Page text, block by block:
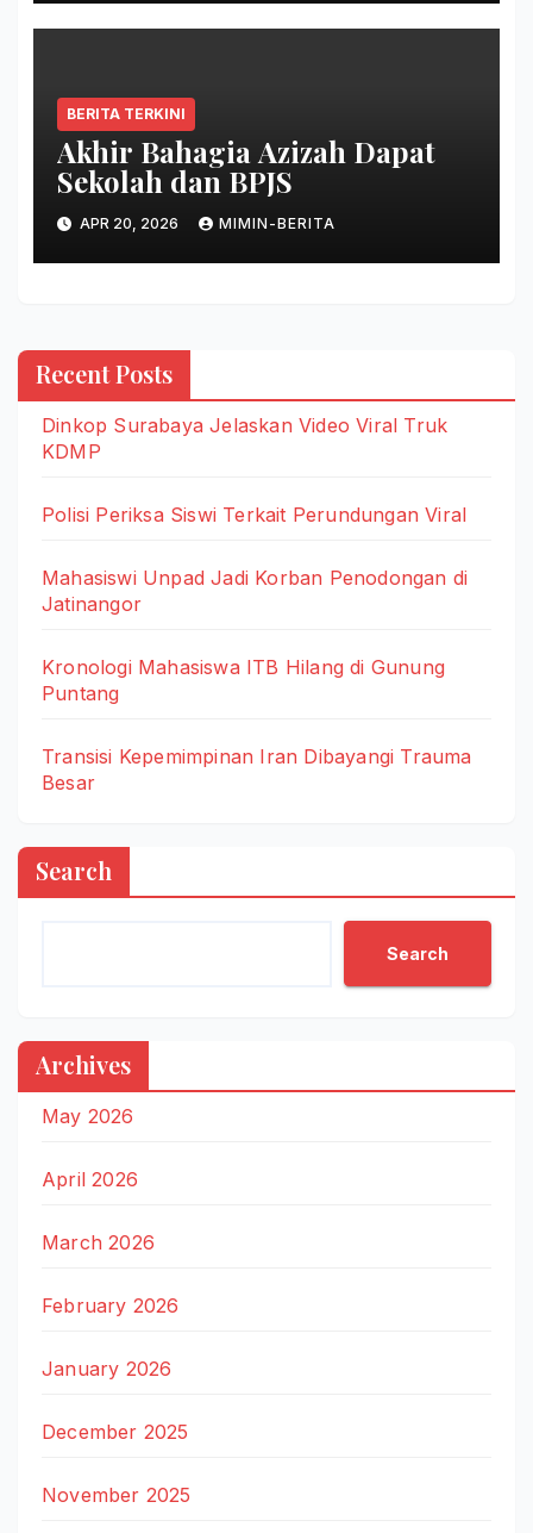
BERITA TERKINI
Akhir Bahagia Azizah Dapat
Sekolah dan BPJS
APR 20, 2026 MIMIN-BERITA
Recent Posts
Dinkop Surabaya Jelaskan Video Viral Truk
KDMP
Polisi Periksa Siswi Terkait Perundungan Viral
Mahasiswi Unpad Jadi Korban Penodongan di
Jatinangor
Kronologi Mahasiswa ITB Hilang di Gunung
Puntang
Transisi Kepemimpinan Iran Dibayangi Trauma
Besar
Search
Search
Archives
May 2026
April 2026
March 2026
February 2026
January 2026
December 2025
November 2025